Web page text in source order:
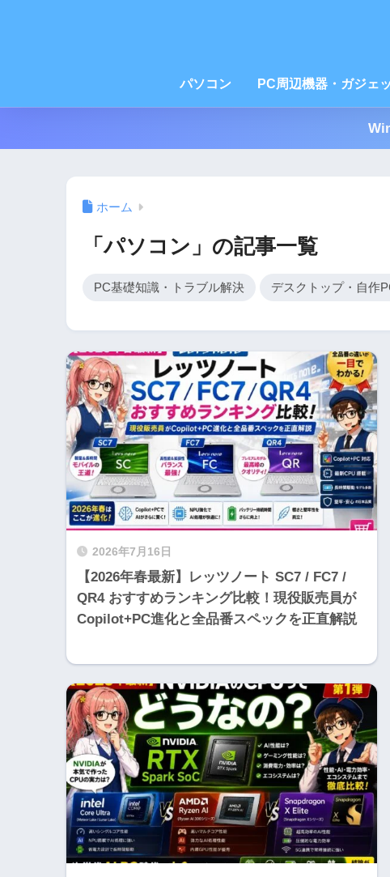
パソコン PC周辺機器・ガジェ
ホーム
「パソコン」の記事一覧
PC基礎知識・トラブル解決 デスクトップ・自作
2026年7月16日
【2026年春最新】レッツノート SC7 / FC7 /
QR4 おすすめランキング比較！現役販売員が
Copilot+PC進化と全品番スペックを正直解説